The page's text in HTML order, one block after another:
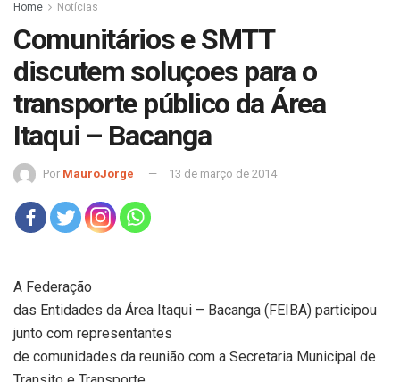
Home Notícias
Comunitários e SMTT
discutem soluçoes para o
transporte público da Área
Itaqui – Bacanga
Por MauroJorge 13 de março de 2014
A Federação
das Entidades da Área Itaqui – Bacanga (FEIBA) participou
junto com representantes
de comunidades da reunião com a Secretaria Municipal de